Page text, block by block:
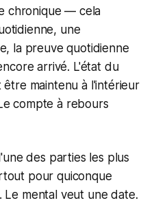
chronique — cela
une
la preuve quotidienne
arrivé. L'état du
maintenu à l'intérieur
compte à rebours
des parties les plus
pour quiconque
Le mental veut une date.